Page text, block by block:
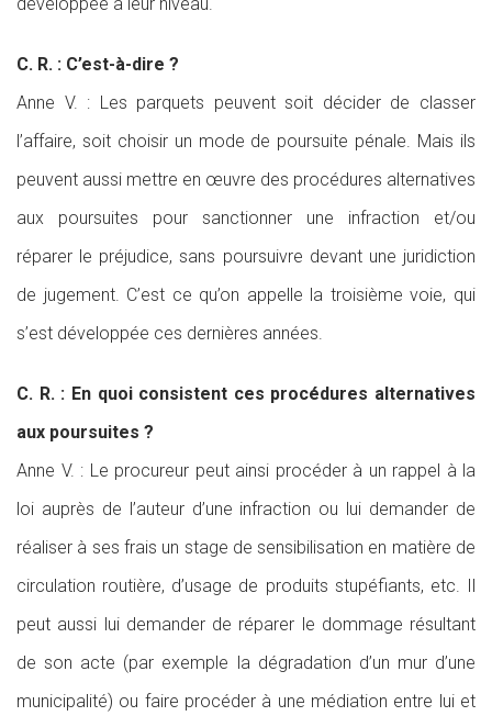
C. R. : C’est-à-dire ?
Anne V. : Les parquets peuvent soit décider de classer
l’affaire, soit choisir un mode de poursuite pénale. Mais ils
peuvent aussi mettre en œuvre des procédures alternatives
aux poursuites pour sanctionner une infraction et/ou
réparer le préjudice, sans poursuivre devant une juridiction
de jugement. C’est ce qu’on appelle la troisième voie, qui
s’est développée ces dernières années.
C. R. : En quoi consistent ces procédures alternatives
aux poursuites ?
Anne V. : Le procureur peut ainsi procéder à un rappel à la
loi auprès de l’auteur d’une infraction ou lui demander de
réaliser à ses frais un stage de sensibilisation en matière de
circulation routière, d’usage de produits stupéfiants, etc. Il
peut aussi lui demander de réparer le dommage résultant
de son acte (par exemple la dégradation d’un mur d’une
municipalité) ou faire procéder à une médiation entre lui et